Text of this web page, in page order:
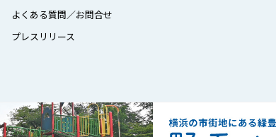
よくある質問／お問合せ
プレスリリース